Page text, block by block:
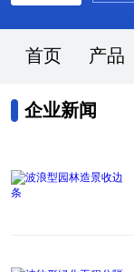
首页 产品
企业新闻